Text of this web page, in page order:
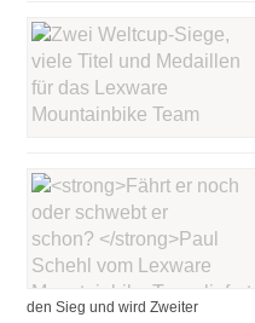
den Sieg und wird Zweiter